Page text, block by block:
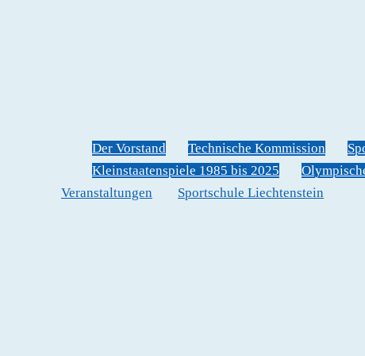
Der Vorstand
Technische Kommission
Kleinstaatenspiele 1985 bis 2025
Veranstaltungen
Sportschule Liechtenstein